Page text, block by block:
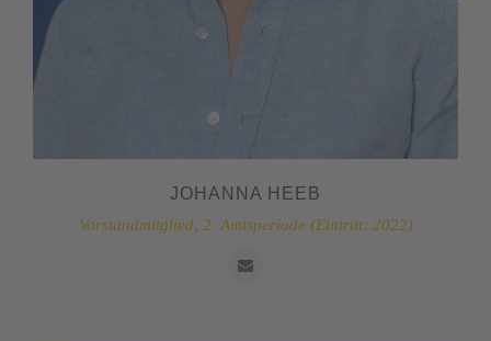
JOHANNA HEEB
Vorstandmitglied, 2. Amtsperiode (Eintritt: 2022)